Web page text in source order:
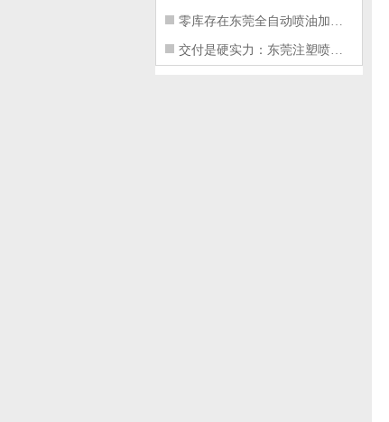
零库存在东莞全自动喷油加工厂不可行的
交付是硬实力：东莞注塑喷油厂如何用齐